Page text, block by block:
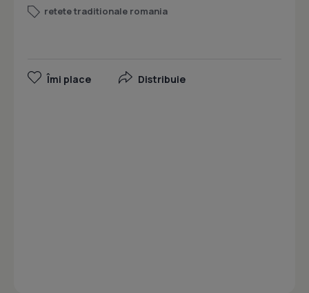
retete traditionale romania
Îmi place Distribuie